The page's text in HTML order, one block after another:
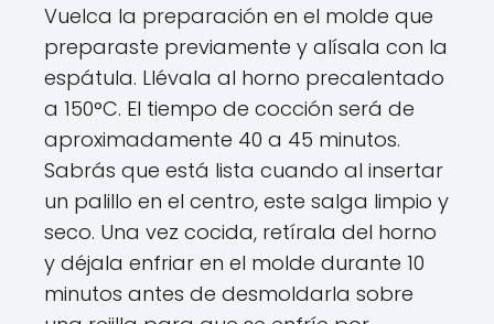
Vuelca la preparación en el molde que
preparaste previamente y alísala con la
espátula. Llévala al horno precalentado
a 150°C. El tiempo de cocción será de
aproximadamente 40 a 45 minutos.
Sabrás que está lista cuando al insertar
un palillo en el centro, este salga limpio y
seco. Una vez cocida, retírala del horno
y déjala enfriar en el molde durante 10
minutos antes de desmoldarla sobre